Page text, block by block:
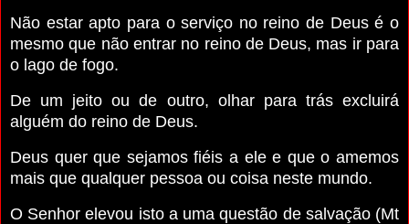
Não estar apto para o serviço no reino de Deus é o
mesmo que não entrar no reino de Deus, mas ir para
o lago de fogo.
De um jeito ou de outro, olhar para trás excluirá
alguém do reino de Deus.
Deus quer que sejamos fiéis a ele e que o amemos
mais que qualquer pessoa ou coisa neste mundo.
O Senhor elevou isto a uma questão de salvação (Mt